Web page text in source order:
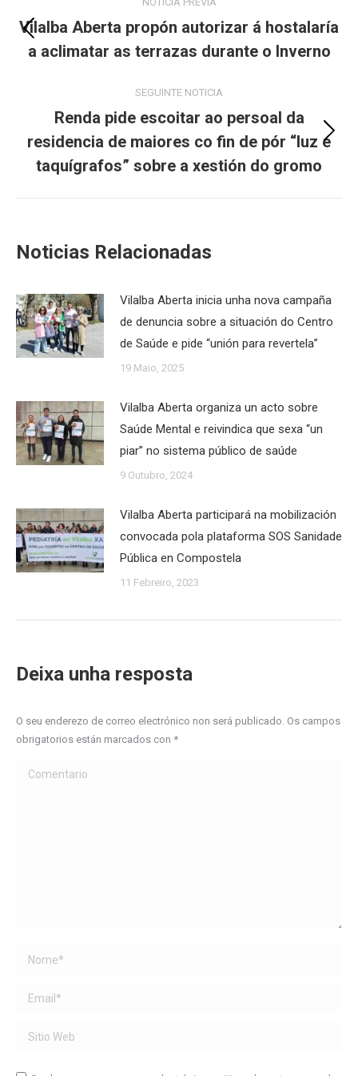
navigation
Previous
post:
Vilalba Aberta propón autorizar á hostalaría
a aclimatar as terrazas durante o Inverno
SEGUINTE NOTICIA
Next
post:
Renda pide escoitar ao persoal da
residencia de maiores co fin de pór “luz e
taquígrafos” sobre a xestión do gromo
Noticias Relacionadas
Vilalba Aberta inicia unha nova campaña
de denuncia sobre a situación do Centro
de Saúde e pide “unión para revertela”
19 Maio, 2025
Vilalba Aberta organiza un acto sobre
Saúde Mental e reivindica que sexa “un
piar” no sistema público de saúde
9 Outubro, 2024
Vilalba Aberta participará na mobilización
convocada pola plataforma SOS Sanidade
Pública en Compostela
11 Febreiro, 2023
Deixa unha resposta
O seu enderezo de correo electrónico non será publicado. Os campos
obrigatorios están marcados con *
Comentario
Name *
Email *
Sitio Web